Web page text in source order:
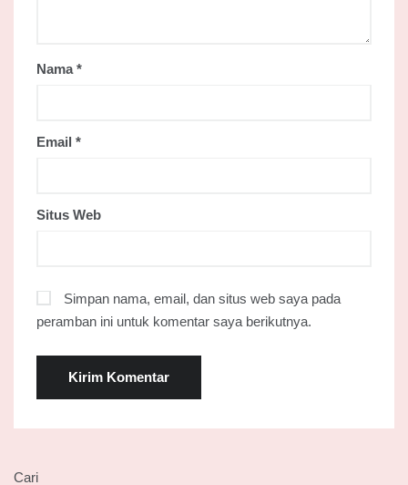
Nama*
Email *
Situs Web
Simpan nama, email, dan situs web saya pada
peramban ini untuk komentar saya berikutnya.
Cari